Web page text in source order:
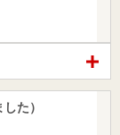
た）